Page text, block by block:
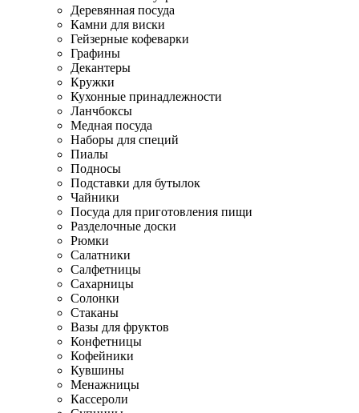
Деревянная посуда
Камни для виски
Гейзерные кофеварки
Графины
Декантеры
Кружки
Кухонные принадлежности
Ланчбоксы
Медная посуда
Наборы для специй
Пиалы
Подносы
Подставки для бутылок
Чайники
Посуда для приготовления пищи
Разделочные доски
Рюмки
Салатники
Салфетницы
Сахарницы
Солонки
Стаканы
Вазы для фруктов
Конфетницы
Кофейники
Кувшины
Менажницы
Кассероли